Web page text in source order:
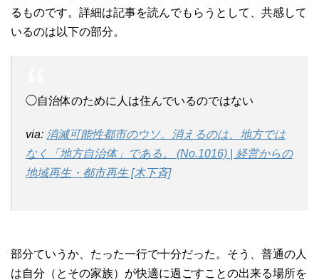
るものです。詳細は記事を読んでもらうとして、共感して
いるのは以下の部分。
◯自治体のために人は住んでいるのではない
via: 消滅可能性都市のウソ。消えるのは、地方では
なく「地方自治体」である。 (No.1016) | 経営からの
地域再生・都市再生 [木下斉]
部分ていうか、たった一行で十分だった。そう、普通の人
は自分（とその家族）が快適に過ごすことの出来る場所を